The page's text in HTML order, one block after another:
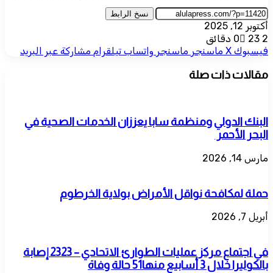
نسخ الرابط
أكتوبر 12, 2025
0
23 2 دقائق
فيسبوك ‫X ماسنجر ماسنجر واتساب تيلقرام مشاركة عبر البريد
مقالات ذات صلة
البنك الدولي ومنظمة سابا يعززان الخدمات الصحية في
البحر الأحمر
مارس 14, 2026
حملة لمكافحة نواقل الأمراض بولاية الخرطوم
أبريل 7, 2026
في اجتماع مركز عمليات الطوارئ الاتحادي – 2323 إصابة
بالكوليرا خلال 3 أسابيع منها51 حالة وفاة